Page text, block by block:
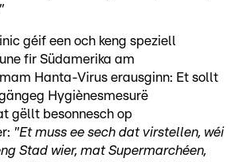
géif een och keng speziell
fir Südamerika am
Hanta-Virus erausginn: Et sollt
Hygiènesmesurë
gëllt besonnesch op
"Et muss ee sech dat virstellen, wéi
Stad wier, mat Supermarchéen,